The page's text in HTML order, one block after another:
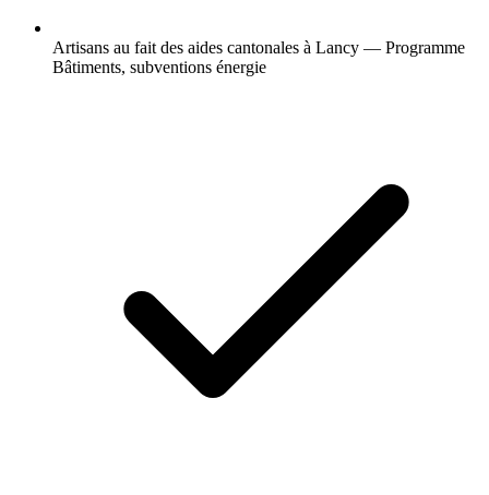
Artisans au fait des aides cantonales à Lancy — Programme
Bâtiments, subventions énergie